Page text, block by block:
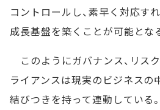
コントロールし、素早く対応す
成長基盤を築くことが可能とな
このようにガバナンス、リス
ライアンスは現実のビジネスの
結びつきを持って連動している